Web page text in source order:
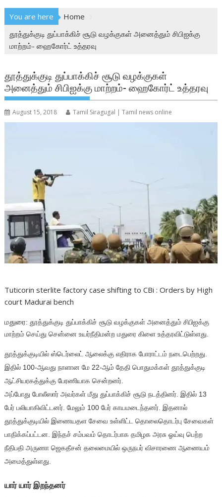
You are here
Home
தூத்துக்குடி துப்பாக்கிச் சூடு வழக்குகள் அனைத்தும் சிபிஐக்கு
மாற்றம்- ஹைகோர்ட் உத்தரவு
தூத்துக்குடி துப்பாக்கிச் சூடு வழக்குகள்
அனைத்தும் சிபிஐக்கு மாற்றம்- ஹைகோர்ட் உத்தரவு
August 15, 2018 Tamil Siragugal | Tamil news online
Tuticorin sterlite factory case shifting to CBi : Orders by High
court Madurai bench
மதுரை: தூத்துக்குடி துப்பாக்கிச் சூடு வழக்குகள் அனைத்தும் சிபிஐக்கு
மாற்றம் செய்து சென்னை உயர்நீதிமன்ற மதுரை கிளை உத்தரவிட்டுள்ளது.
தூத்துக்குடியில் ஸ்டெர்லைட் ஆலைக்கு எதிராக போராட்டம் நடைபெற்றது.
இதில் 100-ஆவது நாளான மே 22-ஆம் தேதி பொதுமக்கள் தூத்துக்குடி
ஆட்சியரகத்துக்கு பேரணியாக சென்றனர்.
அப்போது போலீஸார் அவர்கள் மீது துப்பாக்கிச் சூடு நடத்தினர். இதில் 13
பேர் பலியாகிவிட்டனர். மேலும் 100 பேர் காயமடைந்தனர். இதனால்
தூத்துக்குடியில் இணையதள சேவை உள்ளிட்ட தொலைதொடர்பு சேவைகள்
பாதிக்கப்பட்டன. இந்தச் சம்பவம் தொடர்பாக தமிழக அரசு ஓய்வு பெற்ற
நீதிபதி அருணா ஜெகதீசன் தலைமையில் ஒருநபர் விசாரணை ஆணையம்
அமைத்துள்ளது.
யார் யார் இறந்தனர்